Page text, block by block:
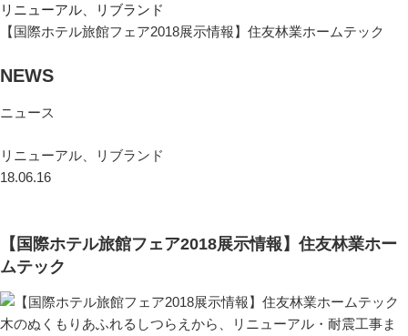
リニューアル、リブランド
【国際ホテル旅館フェア2018展示情報】住友林業ホームテック
NEWS
ニュース
リニューアル、リブランド
18.06.16
【国際ホテル旅館フェア2018展示情報】住友林業ホー
ムテック
木のぬくもりあふれるしつらえから、リニューアル・耐震工事ま